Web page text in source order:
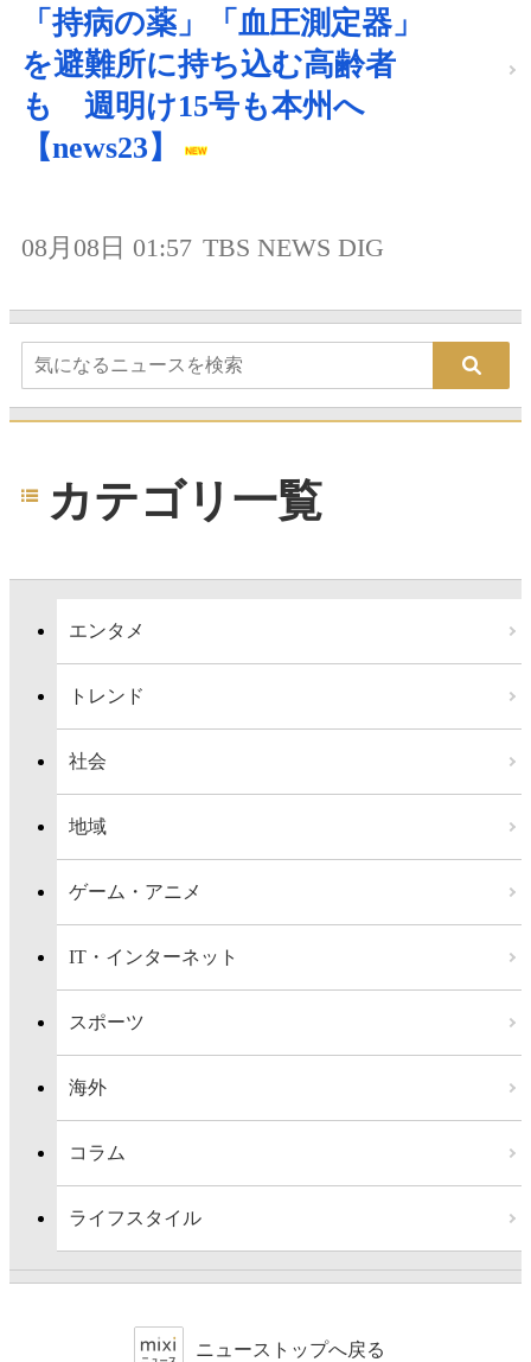
「持病の薬」「血圧測定器」
を避難所に持ち込む高齢者
も 週明け15号も本州へ
【news23】
08月08日 01:57 TBS NEWS DIG
カテゴリ一覧
エンタメ
トレンド
社会
地域
ゲーム・アニメ
IT・インターネット
スポーツ
海外
コラム
ライフスタイル
ニューストップへ戻る